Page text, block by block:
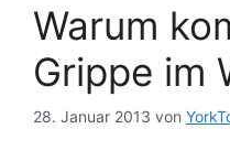
Warum
Grippe im
28. Januar 2013 von